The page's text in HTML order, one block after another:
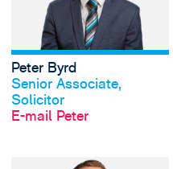
Peter Byrd
Senior Associate,
Solicitor
E-mail Peter